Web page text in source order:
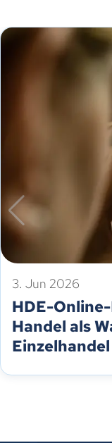
3. Jun 2026
HDE-
Handel als
Einzelhandel